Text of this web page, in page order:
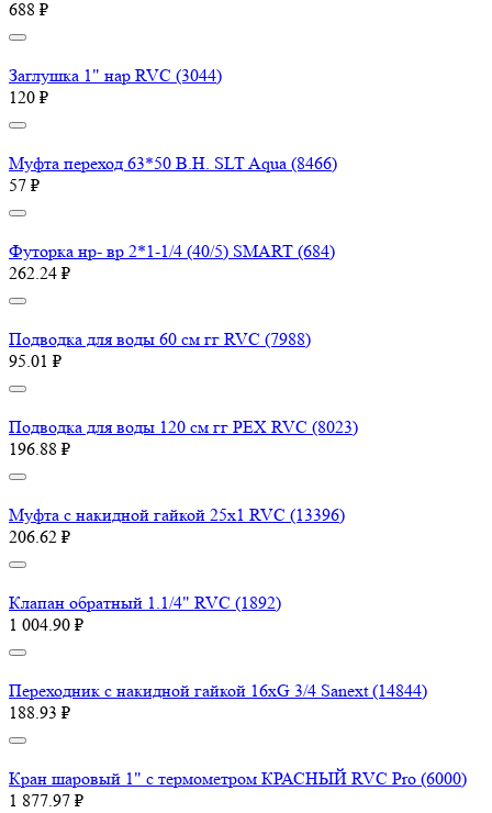
688 ₽
Заглушка 1" нар RVC (3044)
120 ₽
Муфта переход 63*50 В.Н. SLT Aqua (8466)
57 ₽
Футорка нр- вр 2*1-1/4 (40/5) SMART (684)
262.24 ₽
Подводка для воды 60 см гг RVC (7988)
95.01 ₽
Подводка для воды 120 см гг PEX RVC (8023)
196.88 ₽
Муфта с накидной гайкой 25х1 RVC (13396)
206.62 ₽
Клапан обратный 1.1/4" RVC (1892)
1 004.90 ₽
Переходник с накидной гайкой 16хG 3/4 Sanext (14844)
188.93 ₽
Кран шаровый 1" с термометром КРАСНЫЙ RVC Pro (6000)
1 877.97 ₽